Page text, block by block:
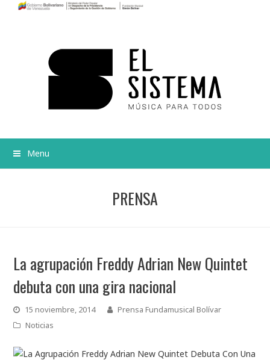
Menu
PRENSA
La agrupación Freddy Adrian New Quintet
debuta con una gira nacional
15 noviembre, 2014
Prensa Fundamusical Bolívar
Noticias